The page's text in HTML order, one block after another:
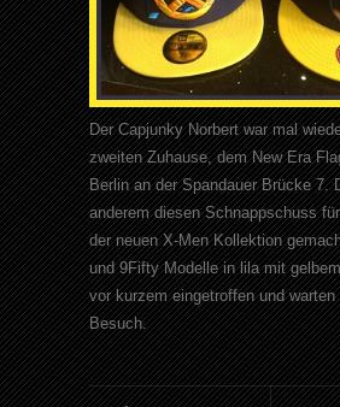
Der Capjunky Norbert war mal
zweiten Zuhause, dem New Era
Berlin an der Spandauer Brücke 7.
anderem diesen Schnappschuss
der neuen X-Men Kollektion
und 9Fifty Modelle in lila mit
vor kurzem eingetroffen und warten
Besuch.